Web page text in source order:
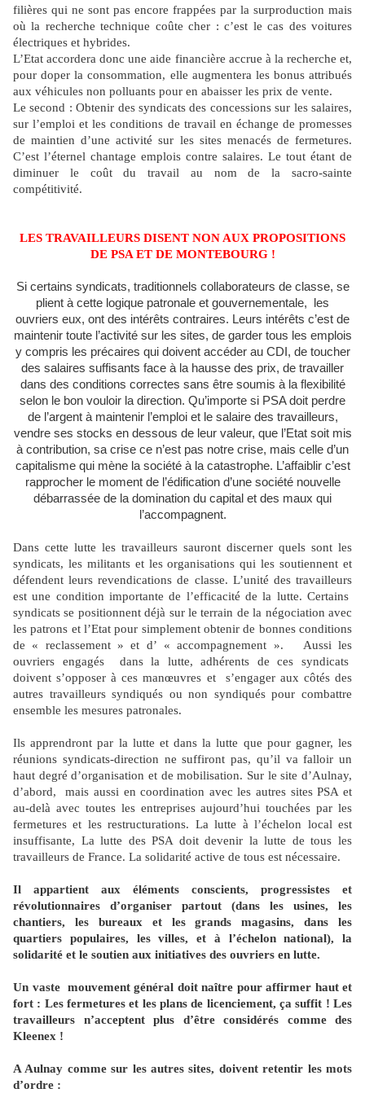
filières qui ne sont pas encore frappées par la surproduction mais
où la recherche technique coûte cher : c’est le cas des voitures
électriques et hybrides.
L’Etat accordera donc une aide financière accrue à la recherche et,
pour doper la consommation, elle augmentera les bonus attribués
aux véhicules non polluants pour en abaisser les prix de vente.
Le second : Obtenir des syndicats des concessions sur les salaires,
sur l’emploi et les conditions de travail en échange de promesses
de maintien d’une activité sur les sites menacés de fermetures.
C’est l’éternel chantage emplois contre salaires. Le tout étant de
diminuer le coût du travail au nom de la sacro-sainte
compétitivité.
LES TRAVAILLEURS DISENT NON AUX PROPOSITIONS
DE PSA ET DE MONTEBOURG !
Si certains syndicats, traditionnels collaborateurs de classe, se
plient à cette logique patronale et gouvernementale,
les
ouvriers eux, ont des intérêts contraires. Leurs intérêts c’est de
maintenir toute l’activité sur les sites, de garder tous les emplois
y compris les précaires qui doivent accéder au CDI, de toucher
des salaires suffisants face à la hausse des prix, de travailler
dans des conditions correctes sans être soumis à la flexibilité
selon le bon vouloir la direction. Qu’importe si PSA doit perdre
de l’argent à maintenir l’emploi et le salaire des travailleurs,
vendre ses stocks en dessous de leur valeur, que l’Etat soit mis
à contribution, sa crise ce n’est pas notre crise, mais celle d’un
capitalisme qui mène la société à la catastrophe. L’affaiblir c’est
rapprocher le moment de l’édification d’une société nouvelle
débarrassée de la domination du capital et des maux qui
l’accompagnent.
Dans cette lutte les travailleurs sauront discerner quels sont les
syndicats, les militants et les organisations qui les soutiennent et
défendent leurs revendications de classe. L’unité des travailleurs
est une condition importante de l’efficacité de la lutte. Certains
syndicats se positionnent déjà sur le terrain de la négociation avec
les patrons et l’Etat pour simplement obtenir de bonnes conditions
de « reclassement » et d’ « accompagnement ». Aussi les
ouvriers engagés dans la lutte, adhérents de ces syndicats
doivent s’opposer à ces manœuvres et s’engager aux côtés des
autres travailleurs syndiqués ou non syndiqués pour combattre
ensemble les mesures patronales.
Ils apprendront par la lutte et dans la lutte que pour gagner, les
réunions syndicats-direction ne suffiront pas, qu’il va falloir un
haut degré d’organisation et de mobilisation. Sur le site d’Aulnay,
d’abord, mais aussi en coordination avec les autres sites PSA et
au-delà avec toutes les entreprises aujourd’hui touchées par les
fermetures et les restructurations. La lutte à l’échelon local est
insuffisante, La lutte des PSA doit devenir la lutte de tous les
travailleurs de France. La solidarité active de tous est nécessaire.
Il appartient aux éléments conscients, progressistes et
révolutionnaires d’organiser partout (dans les usines, les
chantiers, les bureaux et les grands magasins, dans les
quartiers populaires, les villes, et à l’échelon national), la
solidarité et le soutien aux initiatives des ouvriers en lutte.
Un vaste mouvement général doit naître pour affirmer haut et
fort : Les fermetures et les plans de licenciement, ça suffit ! Les
travailleurs n’acceptent plus d’être considérés comme des
Kleenex !
A Aulnay comme sur les autres sites, doivent retentir les mots
d’ordre :